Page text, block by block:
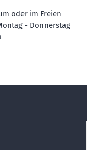
oder im Freien
- Donnerstag